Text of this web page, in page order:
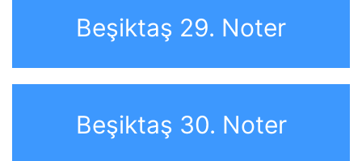
Beşiktaş 29. Noter
Beşiktaş 30. Noter